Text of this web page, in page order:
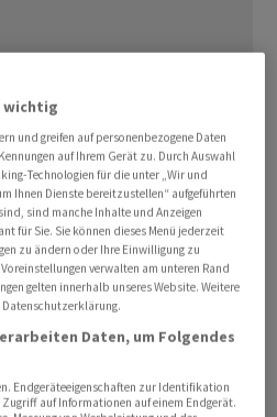
Freitag verlängerte
Israel und der Hisbollah
im April wurde sie zweimal
Ende Juni gelten. Bei den
mit Libanons Regierung,
ist. Die Hisbollah nimmt
teil und lehnt diese ab.
aus, dass die Miliz
Verhandlungen informiert
die Hisbollah haben ihre
wichtig
und greifen auf personenbezogene Daten
auf Ihrem Gerät zu. Durch Auswahl
Technologien für die unter „Wir und
Ihnen Dienste bereitzustellen“ aufgeführten
sind manche Inhalte und Anzeigen
für Sie. Sie können dieses Menü jederzeit
zu ändern oder Ihre Einwilligung zu
verwalten am unteren Rand
gelten innerhalb unseres Website. Weitere
Daten, um Folgendes
Endgeräteeigenschaften zur Identifikation
auf Informationen auf einem Endgerät.